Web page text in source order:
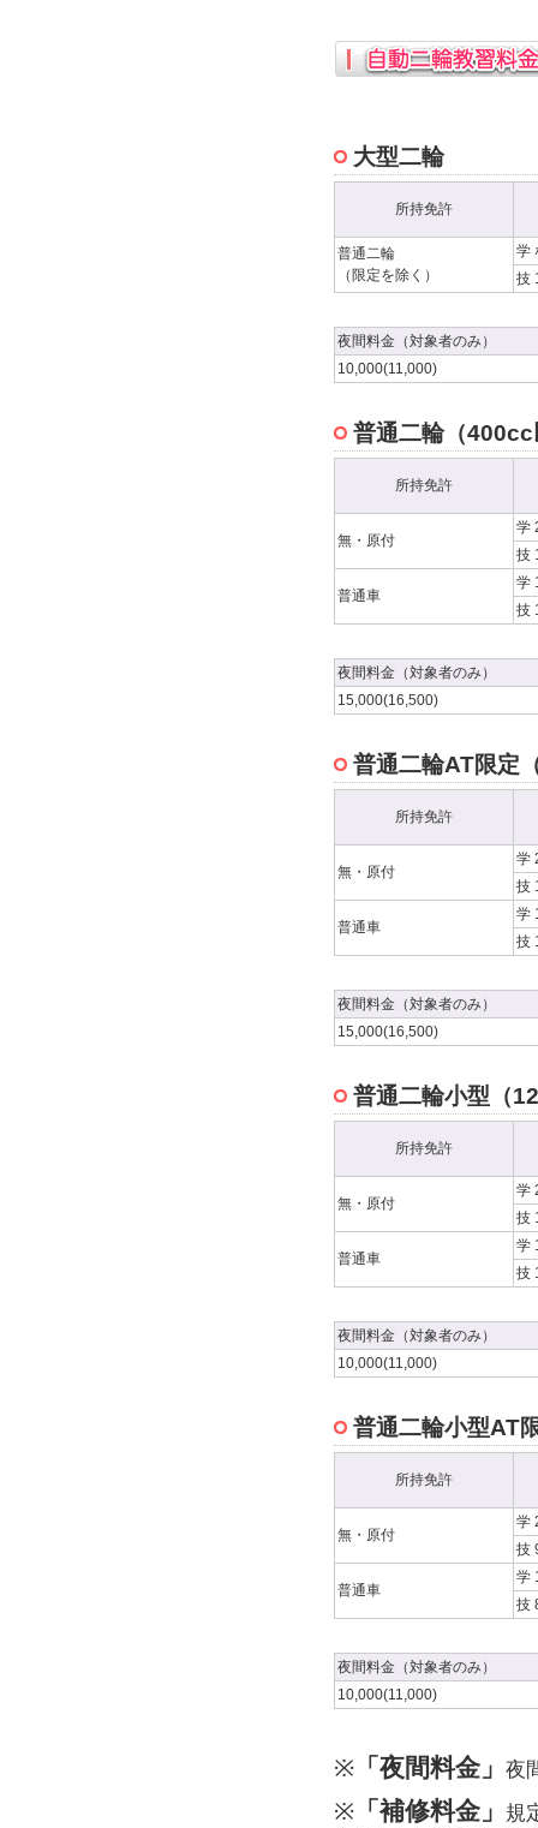
大型二輪
所持免許
普通二輪
（限定を除く）
学
技
夜間料金（対象者のみ）
10,000(11,000)
普通二輪（400cc
所持免許
無・原付
学
技
普通車
学
技
夜間料金（対象者のみ）
15,000(16,500)
普通二輪AT限定
所持免許
無・原付
学
技
普通車
学
技
夜間料金（対象者のみ）
15,000(16,500)
普通二輪小型（
所持免許
無・原付
学
技
普通車
学
技
夜間料金（対象者のみ）
10,000(11,000)
普通二輪小型AT
所持免許
無・原付
学
技
普通車
学
技
夜間料金（対象者のみ）
10,000(11,000)
※「夜間料金」 夜
※「補修料金」
規